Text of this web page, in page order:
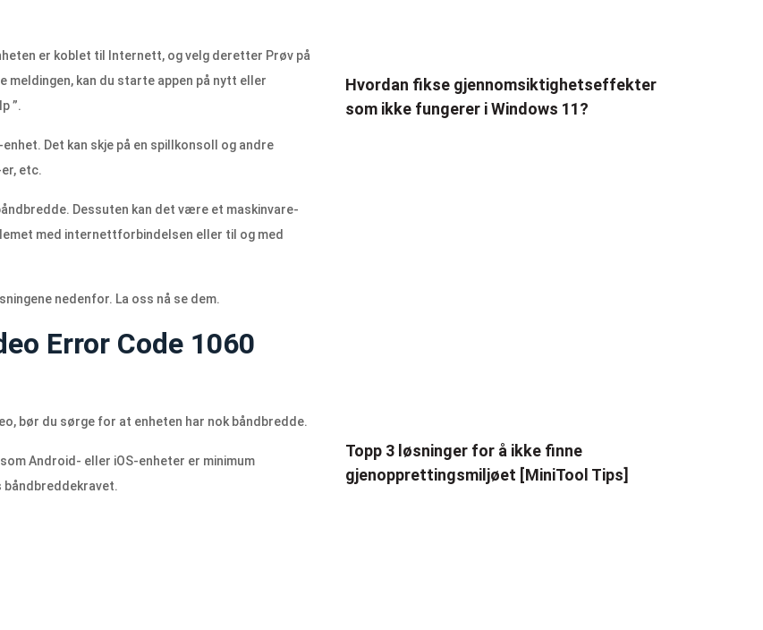
er koblet til Internett, og velg deretter Prøv på
kan du starte appen på nytt eller
”.
Det kan skje på en spillkonsoll og andre
etc.
Dessuten kan det være et maskinvare-
med internettforbindelsen eller til og med
nedenfor. La oss nå se dem.
Error Code 1060
bør du sørge for at enheten har nok båndbredde.
Android- eller iOS-enheter er minimum
båndbreddekravet.
Hvordan fikse gjennomsiktighetseffekter
som ikke fungerer i Windows 11?
Topp 3 løsninger for å ikke finne
gjenopprettingsmiljøet [MiniTool Tips]